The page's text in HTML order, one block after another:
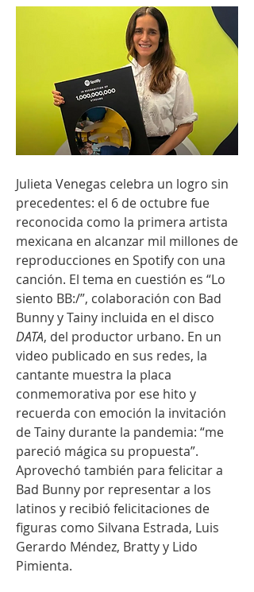
Julieta Venegas celebra un logro sin
precedentes: el 6 de octubre fue
reconocida como la primera artista
mexicana en alcanzar mil millones de
reproducciones en Spotify con una
canción. El tema en cuestión es “Lo
siento BB:/”, colaboración con Bad
DATA, del productor urbano. En un
video publicado en sus redes, la
cantante muestra la placa
conmemorativa por ese hito y
recuerda con emoción la invitación
de Tainy durante la pandemia: “me
pareció mágica su propuesta”.
Aprovechó también para felicitar a
Bad Bunny por representar a los
latinos y recibió felicitaciones de
figuras como Silvana Estrada, Luis
Gerardo Méndez, Bratty y Lido
Pimienta.